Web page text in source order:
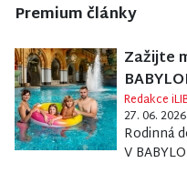
Premium články
Zažijte
Redakce
27. 06. 2026
Rodinná
V